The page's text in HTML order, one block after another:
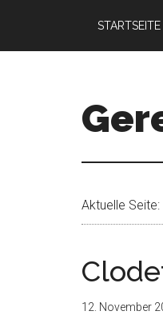
STARTSEITE
Aktuelle Seite:
12. November